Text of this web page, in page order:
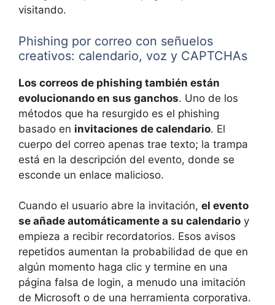
visitando.
Phishing por correo con señuelos
creativos: calendario, voz y CAPTCHAs
Los correos de phishing también están
evolucionando en sus ganchos. Uno de los
métodos que ha resurgido es el phishing
basado en invitaciones de calendario. El
cuerpo del correo apenas trae texto; la trampa
está en la descripción del evento, donde se
esconde un enlace malicioso.
Cuando el usuario abre la invitación, el evento
se añade automáticamente a su calendario y
empieza a recibir recordatorios. Esos avisos
repetidos aumentan la probabilidad de que en
algún momento haga clic y termine en una
página falsa de login, a menudo una imitación
de Microsoft o de una herramienta corporativa.